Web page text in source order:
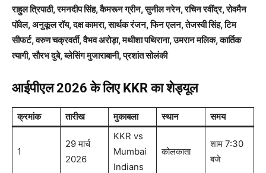
राहुल त्रिपाठी, रमनदीप सिंह, कैमरून ग्रीन, सुनील नरेन, रचिन रवींद्र, रोवमैन
पॉवेल, अनुकूल रॉय, दक्ष कामरा, सार्थक रंजन, फिन एलन, तेजस्वी सिंह, टिम
सीफर्ट, वरुण चक्रवर्ती, वैभव अरोड़ा, मथीशा पथिराना, उमरान मलिक, कार्तिक
त्यागी, सौरभ दुबे, ब्लेसिंग मुजाराबानी, प्रशांत सोलंकी
आईपीएल 2026 के लिए KKR का शेड्यूल
क्रमांक तारीख मुकाबला स्थान समय
1
29 मार्च
2026
KKR vs
Mumbai
Indians
कोलकाता
शाम 7:30
बजे